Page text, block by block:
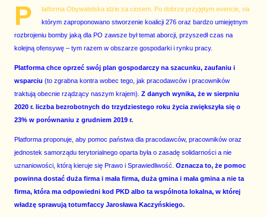
P
latforma Obywatelska idzie za ciosem. Po dobrze przyjętym evencie, na
którym zaproponowano stworzenie koalicji 276 oraz bardzo umiejętnym
rozbrojeniu bomby jaką dla PO zawsze był temat aborcji, przyszedł czas na
kolejną ofensywę – tym razem w obszarze gospodarki i rynku pracy.
Platforma chce oprzeć swój plan gospodarczy na szacunku, zaufaniu i
wsparciu (to zgrabna kontra wobec tego, jak pracodawców i pracowników
traktują obecnie rządzący naszym krajem). Z danych wynika, że w sierpniu
2020 r. liczba bezrobotnych do trzydziestego roku życia zwiększyła się o
23% w porównaniu z grudniem 2019 r.
Platforma proponuje, aby pomoc państwa dla pracodawców, pracowników oraz
jednostek samorządu terytorialnego oparta była o zasadę solidarności a nie
uznaniowości, którą kieruje się Prawo i Sprawiedliwość. Oznacza to, że pomoc
powinna dostać duża firma i mała firma, duża gmina i mała gmina a nie ta
firma, która ma odpowiedni kod PKD albo ta wspólnota lokalna, w której
władzę sprawują totumfaccy Jarosława Kaczyńskiego.